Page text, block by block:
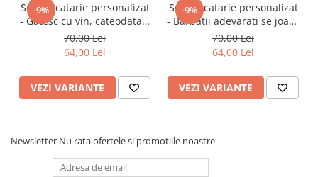
-9%
Sort bucatarie personalizat
- Gatesc cu vin, cateodata il
pun si in mancare
70,00 Lei
64,00 Lei
VEZI VARIANTE
-9%
Sort bucatarie personalizat
- Barbatii adevarati se joaca
cu focul
70,00 Lei
64,00 Lei
VEZI VARIANTE
Newsletter Nu rata ofertele si promotiile noastre